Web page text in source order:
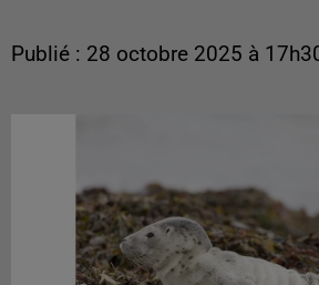
Publié : 28 octobre 2025 à